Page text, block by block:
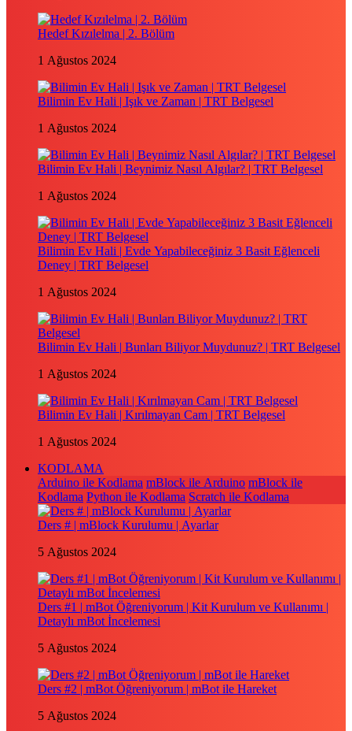
Hedef Kızılelma | 2. Bölüm
1 Ağustos 2024
Bilimin Ev Hali | Işık ve Zaman | TRT Belgesel
1 Ağustos 2024
Bilimin Ev Hali | Beynimiz Nasıl Algılar? | TRT Belgesel
1 Ağustos 2024
Bilimin Ev Hali | Evde Yapabileceğiniz 3 Basit Eğlenceli
Deney | TRT Belgesel
1 Ağustos 2024
Bilimin Ev Hali | Bunları Biliyor Muydunuz? | TRT Belgesel
1 Ağustos 2024
Bilimin Ev Hali | Kırılmayan Cam | TRT Belgesel
1 Ağustos 2024
KODLAMA
Arduino ile Kodlama mBlock ile Arduino mBlock ile
Kodlama Python ile Kodlama Scratch ile Kodlama
Ders # | mBlock Kurulumu | Ayarlar
5 Ağustos 2024
Ders #1 | mBot Öğreniyorum | Kit Kurulum ve Kullanımı |
Detaylı mBot İncelemesi
5 Ağustos 2024
Ders #2 | mBot Öğreniyorum | mBot ile Hareket
5 Ağustos 2024